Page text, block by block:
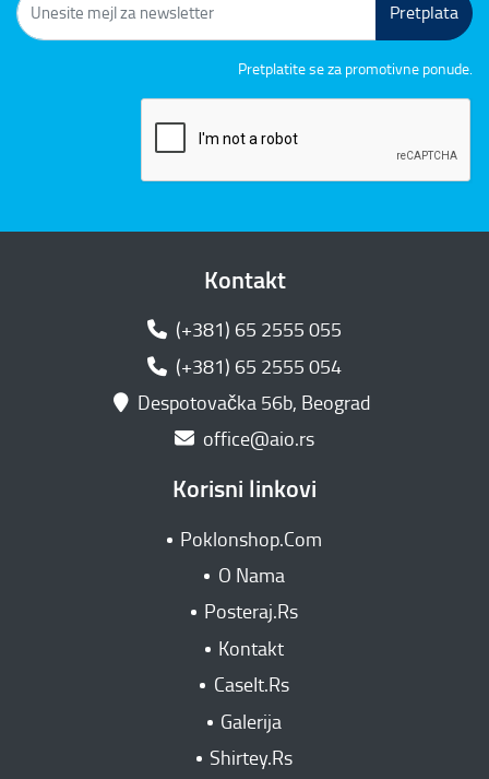
Pretplata
Pretplatite se za promotivne ponude.
Kontakt
(+381) 65 2555 055
(+381) 65 2555 054
Despotovačka 56b, Beograd
office@aio.rs
Korisni linkovi
Poklonshop.Com
O Nama
Posteraj.Rs
Kontakt
CaseIt.Rs
Galerija
Shirtey.Rs